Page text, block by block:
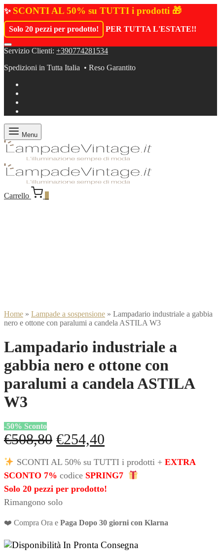
✨ SCONTI AL 50% su TUTTI i prodotti 🎁
Solo 20 pezzi per prodotto! PER TUTTA L'ESTATE!!
Servizio Clienti: +390774281534
Spedizioni in Tutta Italia • Reso Garantito
Menu
Carrello
Home » Lampade a sospensione » Lampadario industriale a gabbia
nero e ottone con paralumi a candela ASTILA W3
Lampadario industriale a
gabbia nero e ottone con
paralumi a candela ASTILA
W3
-50% Sconto
€508,80 Il
prezzo
originale
era:
€508,80.
€254,40
prezzo
attuale
è:
SCONTI AL 50% su TUTTI i prodotti + EXTRA
SCONTO 7% codice SPRING7
Solo 20 pezzi per prodotto!
Rimangono solo
❤️ Compra Ora e Paga Dopo 30 giorni con Klarna
In Pronta Consegna